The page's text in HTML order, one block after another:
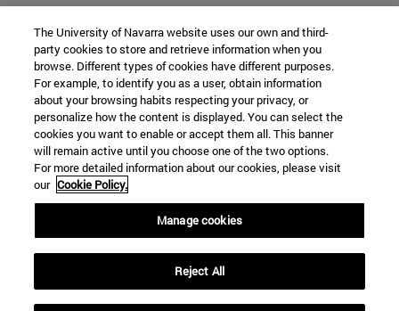
The University of Navarra website uses our own and third-
party cookies to store and retrieve information when you
browse. Different types of cookies have different purposes.
For example, to identify you as a user, obtain information
about your browsing habits respecting your privacy, or
personalize how the content is displayed. You can select the
cookies you want to enable or accept them all. This banner
will remain active until you choose one of the two options.
For more detailed information about our cookies, please visit
our Cookie Policy.
Manage cookies
Reject All